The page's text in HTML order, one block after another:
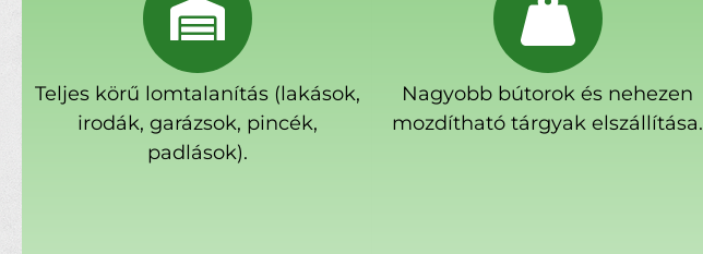
Teljes körű lomtalanítás (lakások,
irodák, garázsok, pincék,
padlások).
Nagyobb bútorok és nehezen
mozdítható tárgyak elszállítása.